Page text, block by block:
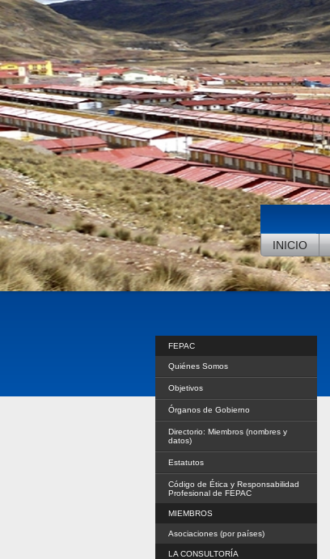
Pasar al contenido principal
INICIO
FEPAC
Quiénes Somos
Objetivos
Órganos de Gobierno
Directorio: Miembros (nombres y
datos)
Estatutos
Código de Ética y Responsabilidad
Profesional de FEPAC
MIEMBROS
Asociaciones (por países)
LA CONSULTORÍA